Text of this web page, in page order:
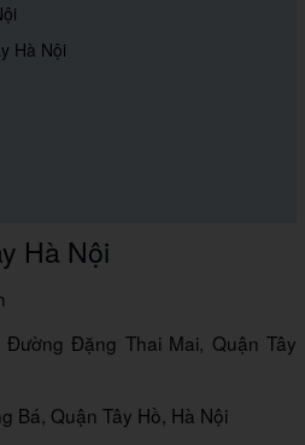
Hà Nội
Hà Nội
Đặng Thai Mai, Quận Tây
Bá, Quận Tây Hồ, Hà Nội